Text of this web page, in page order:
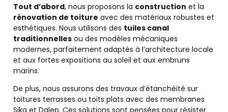
Tout d’abord, nous proposons la construction et la
rénovation de toiture avec des matériaux robustes et
esthétiques. Nous utilisons des tuiles canal
traditionnelles ou des modèles mécaniques
modernes, parfaitement adaptés à l’architecture locale
et aux fortes expositions au soleil et aux embruns
marins.
De plus, nous assurons des travaux d’étanchéité sur
toitures terrasses ou toits plats avec des membranes